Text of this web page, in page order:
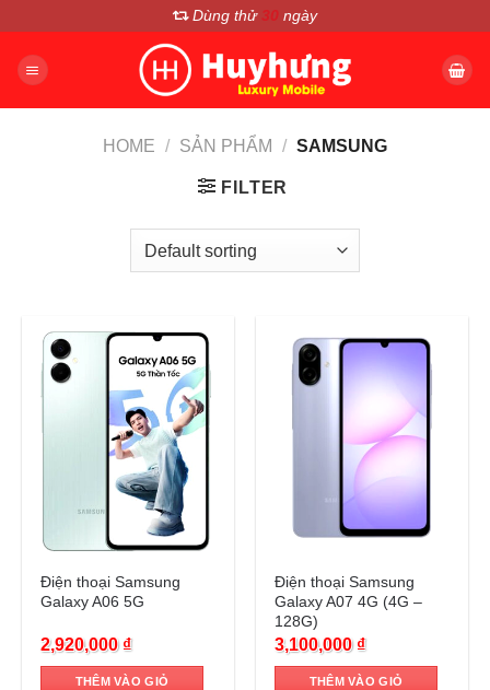
nội
Dùng thử 30 ngày
HOME / SẢN PHẨM / SAMSUNG
FILTER
Trả góp 0%
Điện thoại Samsung
Galaxy A06 5G
2,920,000 ₫
THÊM VÀO GIỎ
Điện thoại Samsung
Galaxy A07 4G (4G –
128G)
3,100,000 ₫
THÊM VÀO GIỎ